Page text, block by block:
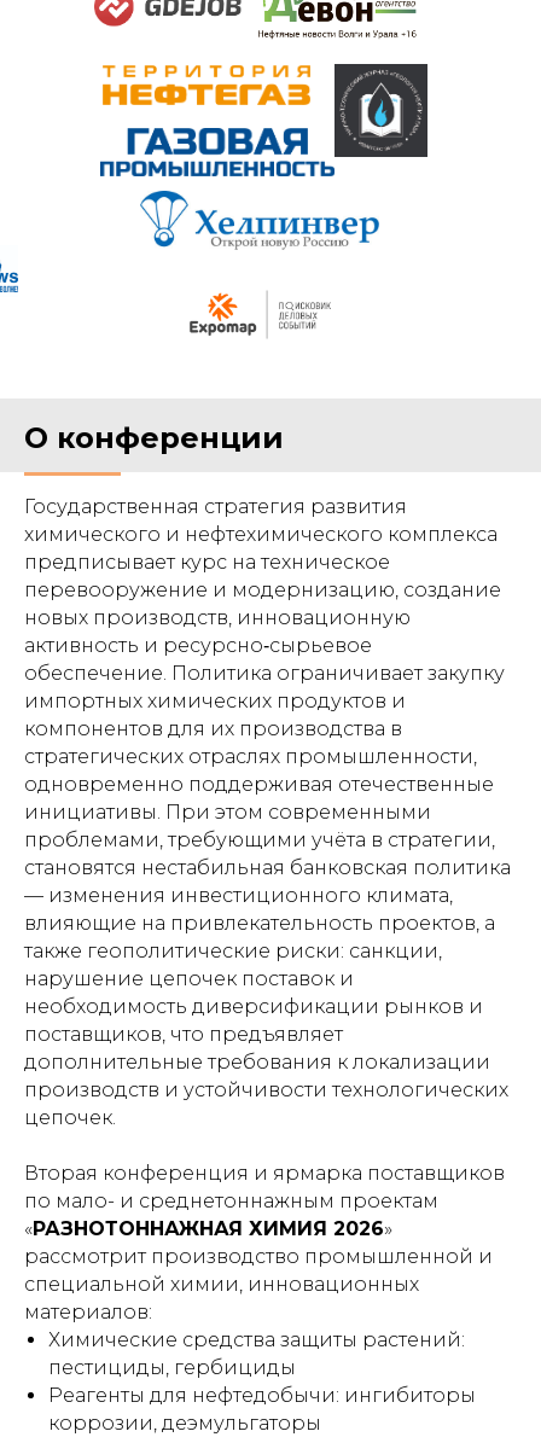
О конференции
Государственная стратегия развития
химического и нефтехимического комплекса
предписывает курс на техническое
перевооружение и модернизацию, создание
новых производств, инновационную
активность и ресурсно‑сырьевое
обеспечение. Политика ограничивает закупку
импортных химических продуктов и
компонентов для их производства в
стратегических отраслях промышленности,
одновременно поддерживая отечественные
инициативы. При этом современными
проблемами, требующими учёта в стратегии,
становятся нестабильная банковская политика
— изменения инвестиционного климата,
влияющие на привлекательность проектов, а
также геополитические риски: санкции,
нарушение цепочек поставок и
необходимость диверсификации рынков и
поставщиков, что предъявляет
дополнительные требования к локализации
производств и устойчивости технологических
цепочек.
Вторая конференция и ярмарка поставщиков
по мало- и среднетоннажным проектам
«РАЗНОТОННАЖНАЯ ХИМИЯ 2026»
рассмотрит производство промышленной и
специальной химии, инновационных
материалов:
Химические средства защиты растений:
пестициды, гербициды
Реагенты для нефтедобычи: ингибиторы
коррозии, деэмульгаторы